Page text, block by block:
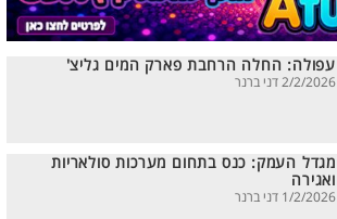
עפולה: החלה הרחבת פארק המים גליצ'
2/2/2026 דני ברנר
מגדל העמק: כנס בתחום מערכות סולאריות
ואגירה
1/2/2026 דני ברנר